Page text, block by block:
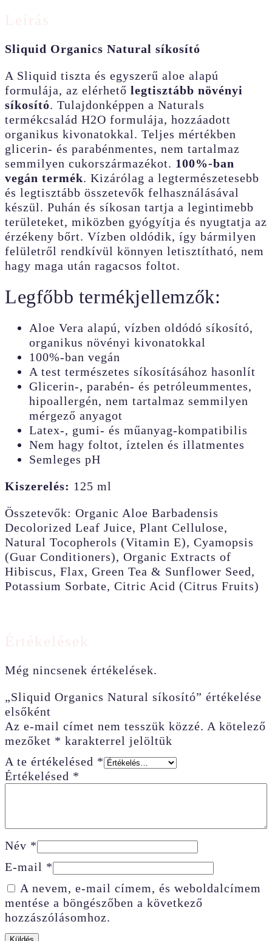
Sliquid Organics Natural síkosító
A Sliquid tiszta és egyszerű aloe alapú
formulája, az elérhető legtisztább növényi
síkosító. Tulajdonképpen a Naturals
termékcsalád H2O formulája, hozzáadott
organikus kivonatokkal. Teljes mértékben
glicerin- és parabénmentes, nem tartalmaz
semmilyen cukorszármazékot. 100%-ban
vegán termék. Kizárólag a legtermészetesebb
és legtisztább összetevők felhasználásával
készül. Puhán és síkosan tartja a legintimebb
területeket, miközben gyógyítja és nyugtatja az
érzékeny bőrt. Vízben oldódik, így bármilyen
felületről rendkívül könnyen letisztítható, nem
hagy maga után ragacsos foltot.
Legfőbb termékjellemzők:
Aloe Vera alapú, vízben oldódó síkosító,
organikus növényi kivonatokkal
100%-ban vegán
A test természetes síkosításához hasonlít
Glicerin-, parabén- és petróleummentes,
hipoallergén, nem tartalmaz semmilyen
mérgező anyagot
Latex-, gumi- és műanyag-kompatibilis
Nem hagy foltot, íztelen és illatmentes
Semleges pH
Kiszerelés: 125 ml
Összetevők: Organic Aloe Barbadensis
Decolorized Leaf Juice, Plant Cellulose,
Natural Tocopherols (Vitamin E), Cyamopsis
(Guar Conditioners), Organic Extracts of
Hibiscus, Flax, Green Tea & Sunflower Seed,
Potassium Sorbate, Citric Acid (Citrus Fruits)
Még nincsenek értékelések.
„Sliquid Organics Natural síkosító” értékelése
elsőként
Az e-mail címet nem tesszük közzé. A kötelező
mezőket * karakterrel jelöltük
A te értékelésed *
Értékelésed *
Név *
E-mail *
A nevem, e-mail címem, és weboldalcímem
mentése a böngészőben a következő
hozzászólásomhoz.